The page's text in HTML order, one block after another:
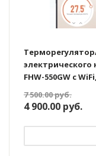
электрического
FHW-550GW с
7 500.00руб.
4 900.00 руб.